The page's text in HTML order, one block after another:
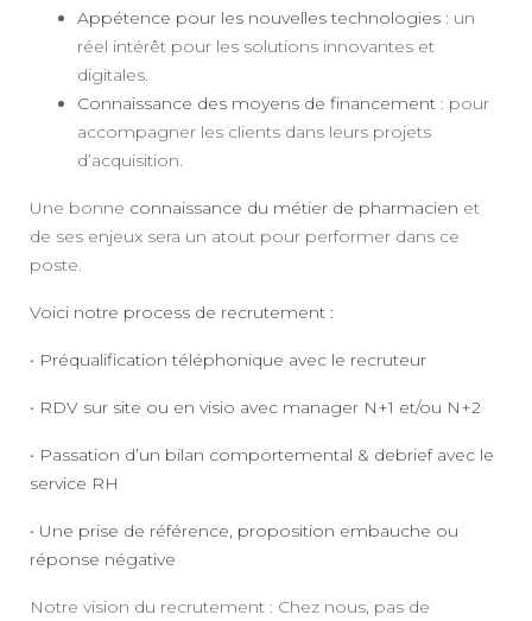
Appétence pour les nouvelles technologies : un
réel intérêt pour les solutions innovantes et
digitales.
Connaissance des moyens de financement : pour
accompagner les clients dans leurs projets
d’acquisition.
Une bonne connaissance du métier de pharmacien et
de ses enjeux sera un atout pour performer dans ce
poste.
Voici notre process de recrutement :
• Préqualification téléphonique avec le recruteur
• RDV sur site ou en visio avec manager N+1 et/ou N+2
• Passation d’un bilan comportemental & debrief avec le
service RH
• Une prise de référence, proposition embauche ou
réponse négative
Notre vision du recrutement : Chez nous, pas de